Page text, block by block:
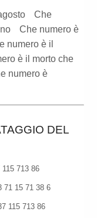
Che
Che numero è
numero è il
è il morto che
numero è
DEL
115 713 86
71 15 71 38 6
115 713 86